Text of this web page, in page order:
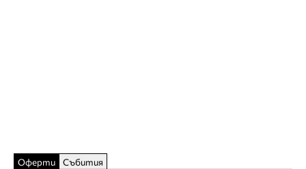
Оферти Събития